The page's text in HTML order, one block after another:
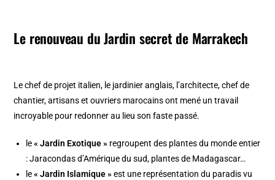
Le renouveau du Jardin secret de Marrakech
Le chef de projet italien, le jardinier anglais, l’architecte, chef de
chantier, artisans et ouvriers marocains ont mené un travail
incroyable pour redonner au lieu son faste passé.
le« Jardin Exotique » regroupent des plantes du monde entier
: Jaracondas d’Amérique du sud, plantes de Madagascar…
le« Jardin Islamique »est une représentation du paradis vu